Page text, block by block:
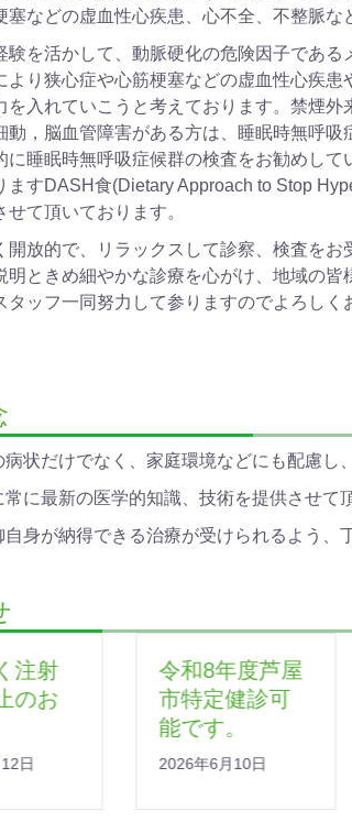
塞などの虚血性心疾患、心不全、不整脈な
験を活かして、動脈硬化の危険因子であ
より狭心症や心筋梗塞などの虚血性心疾
を入れていこうと考えております。 禁煙外
動，脳血管障害がある方は、睡眠時無呼
に睡眠時無呼吸症候群の検査をお勧めし
ますDASH食(Dietary Approach to Stop
せて頂いております。
開放的で、リラックスして診察、検査を
明ときめ細やかな診療を心がけ、地域の
タッフ一同努力して参りますのでよろし
病状だけでなく、家庭環境などにも配慮し
常に最新の医学的知識、技術を提供させて
身が納得できる治療が受けられるよう、
令和8年度芦屋
市特定健診可
2026年6月10日
土曜
診療
2026